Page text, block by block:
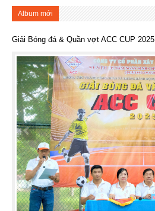
Album mới
Giải Bóng đá & Quần vợt ACC CUP 2025